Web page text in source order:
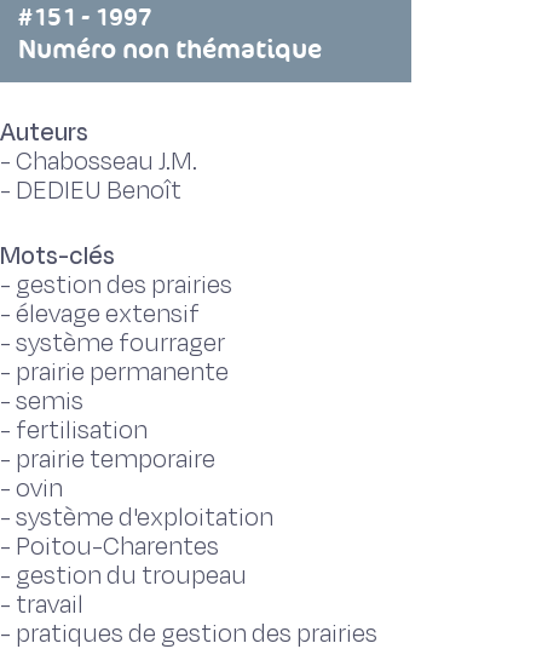
#151 - 1997
Numéro non thématique
Auteurs
-Chabosseau J.M.
- DEDIEU Benoît
Mots-clés
- gestion des prairies
-élevage extensif
-système fourrager
- prairie permanente
-semis
- fertilisation
- prairie temporaire
-ovin
-système d'exploitation
- Poitou-Charentes
- gestion du troupeau
- travail
- pratiques de gestion des prairies